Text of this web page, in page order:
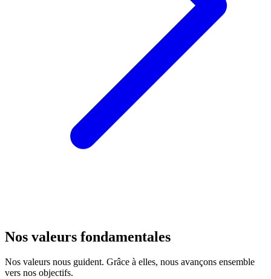
Nos valeurs fondamentales
Nos valeurs nous guident. Grâce à elles, nous avançons ensemble
vers nos objectifs.